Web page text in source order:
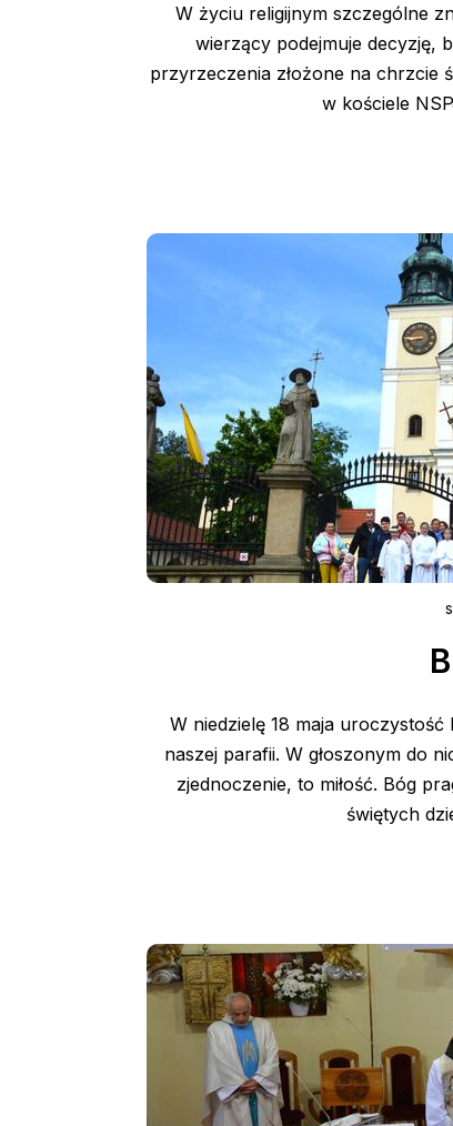
W życiu religijnym szczególne
wierzący podejmuje decyzję,
przyrzeczenia złożone na chrzcie
w kościele
W niedzielę 18 maja uroczystość
naszej parafii. W głoszonym do
zjednoczenie, to miłość. Bóg
świętych